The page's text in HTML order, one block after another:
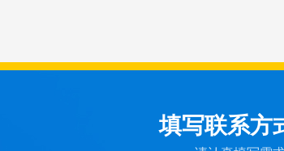
填写联系方